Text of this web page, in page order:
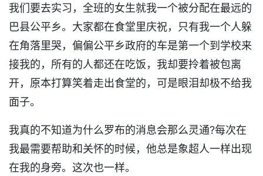
我们要去实习，全班的女生就我一个被分配在最远的
巴县公平乡。大家都在食堂里庆祝，只有我一个人躲
在角落里哭，偏偏公平乡政府的车是第一个到学校来
接我的，所有的人都还在吃饭，我却要拎着被包离
开，原本打算笑着走出食堂的，可是眼泪却极不给我
面子。
我真的不知道为什么罗布的消息会那么灵通?每次在
我最需要帮助和关怀的时候，他总是象超人一样出现
在我的身旁。这次也一样。